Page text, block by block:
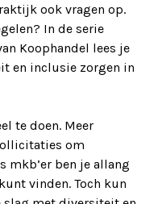
ook vragen op.
In de serie
Koophandel lees je
en inclusie zorgen in
te doen. Meer
om
mkb’er ben je allang
vinden. Toch kun